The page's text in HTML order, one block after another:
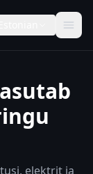
elektrit ja